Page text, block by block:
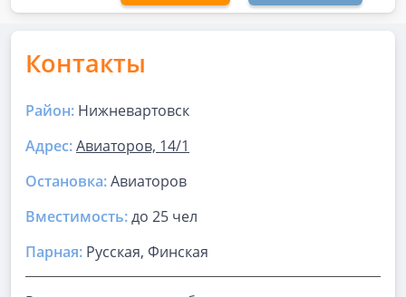
Контакты
Район: Нижневартовск
Адрес:Авиаторов, 14/1
Остановка:Авиаторов
Вместимость:до 25 чел
Парная: Русская, Финская